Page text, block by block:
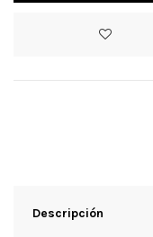
Descripción